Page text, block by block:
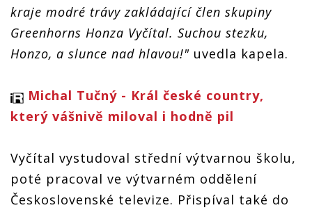
kraje modré trávy zakládající člen skupiny
Greenhorns Honza Vyčítal. Suchou stezku,
Honzo, a slunce nad hlavou!" uvedla kapela.
Michal Tučný - Král české country,
který vášnivě miloval i hodně pil
Vyčítal vystudoval střední výtvarnou školu,
poté pracoval ve výtvarném oddělení
Československé televize. Přispíval také do